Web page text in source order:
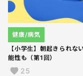
【小学生】朝起きられ
能性も（第1回）
健康/病気
25